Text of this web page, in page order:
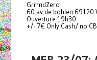
GrrrndZero
60 av de bohlen 69120
Ouverture 19h30
+/- 7€ Only Cash/ no CB